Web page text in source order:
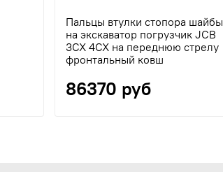
Пальцы втулки стопора шайбы
на экскаватор погрузчик JCB
3CX 4CX на переднюю стрелу
фронтальный ковш
86370 руб